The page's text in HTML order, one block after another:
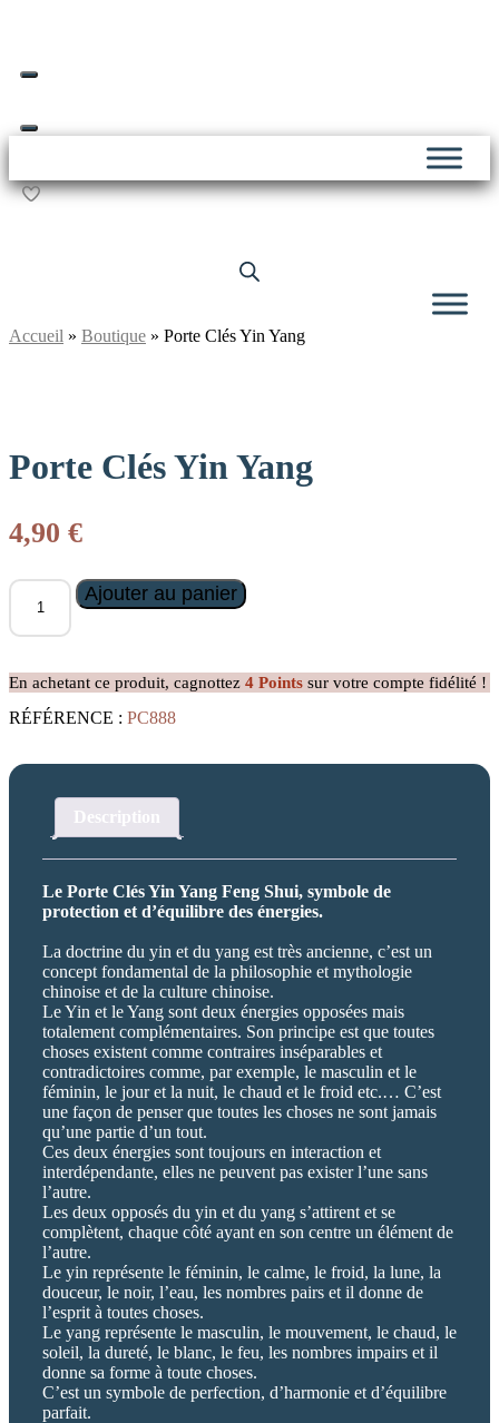
Accueil » Boutique » Porte Clés Yin Yang
Porte Clés Yin Yang
4,90 €
quantité
Porte
Yang
Ajouter au panier
En achetant ce produit, cagnottez 4 Points sur votre compte fidélité !
RÉFÉRENCE : PC888
Description
Le Porte Clés Yin Yang Feng Shui, symbole de
protection et d’équilibre des énergies.
La doctrine du yin et du yang est très ancienne, c’est un
concept fondamental de la philosophie et mythologie
chinoise et de la culture chinoise.
Le Yin et le Yang sont deux énergies opposées mais
totalement complémentaires. Son principe est que toutes
choses existent comme contraires inséparables et
contradictoires comme, par exemple, le masculin et le
féminin, le jour et la nuit, le chaud et le froid etc.… C’est
une façon de penser que toutes les choses ne sont jamais
qu’une partie d’un tout.
Ces deux énergies sont toujours en interaction et
interdépendante, elles ne peuvent pas exister l’une sans
l’autre.
Les deux opposés du yin et du yang s’attirent et se
complètent, chaque côté ayant en son centre un élément de
l’autre.
Le yin représente le féminin, le calme, le froid, la lune, la
douceur, le noir, l’eau, les nombres pairs et il donne de
l’esprit à toutes choses.
Le yang représente le masculin, le mouvement, le chaud, le
soleil, la dureté, le blanc, le feu, les nombres impairs et il
donne sa forme à toute choses.
C’est un symbole de perfection, d’harmonie et d’équilibre
parfait.